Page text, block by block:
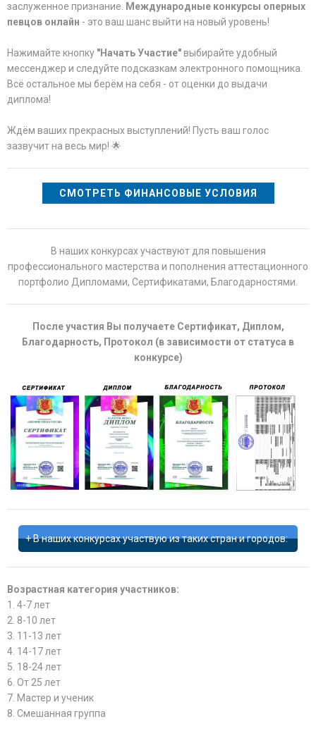
заслуженное признание.
Международные конкурсы оперных
певцов онлайн - это ваш шанс выйти на новый уровень!
Нажимайте кнопку "Начать Участие"выбирайте удобный
мессенджер и следуйте подсказкам электронного помощника.
Всё остальное мы берём на себя - от оценки до выдачи
диплома!
Ждём ваших прекрасных выступлений! Пусть ваш голос
зазвучит на весь мир! 🌟
СМОТРЕТЬ ФИНАНСОВЫЕ УСЛОВИЯ
В наших конкурсах участвуют для повышения
профессионального мастерства и пополнения аттестационного
портфолио Дипломами, Сертификатами, Благодарностями.
После участия Вы получаете Сертификат, Диплом,
Благодарность, Протокол (в зависимости от статуса в
конкурсе)
В наших конкурсах участвую из таких стран и городов:
Возрастная категория участников:
1. 4-7 лет
2. 8-10 лет
3. 11-13 лет
4. 14-17 лет
5. 18-24 лет
6. От 25 лет
7. Мастер и ученик
8. Смешанная группа